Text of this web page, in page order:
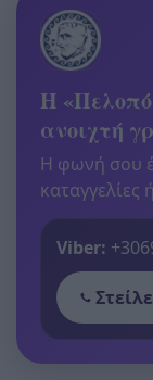
Η
ανοιχτή
Η φωνή σου
καταγγελίες
Viber: